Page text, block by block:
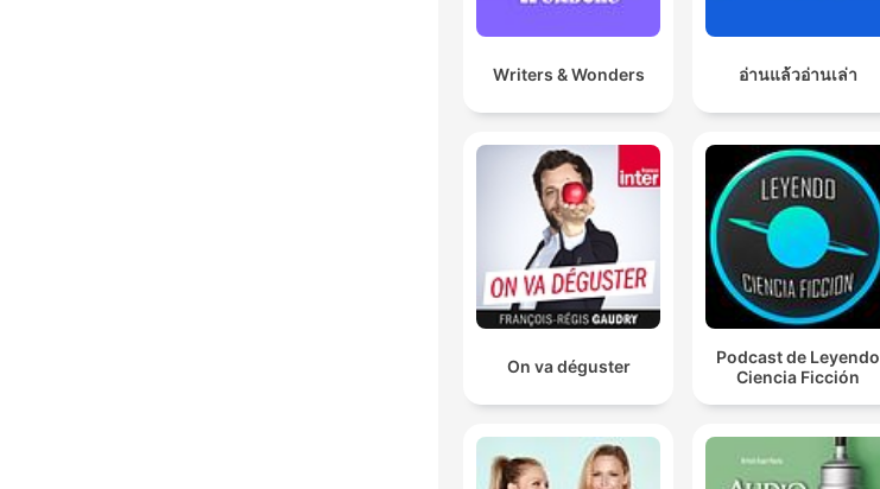
Writers & Wonders อ่านแล้วอ่านเล่า
On va déguster
Podcast de Leyendo
Ciencia Ficción